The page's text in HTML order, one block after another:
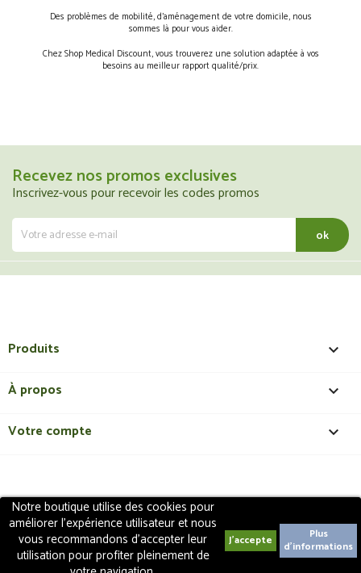
Notre boutique utilise des cookies pour
améliorer l'expérience utilisateur et nous
vous recommandons d'accepter leur
utilisation pour profiter pleinement de
Plus
d'informations
Des problèmes de mobilité, d’aménagement de votre domicile, nous
sommes là pour vous aider.
Chez Shop Medical Discount, vous trouverez une solution adaptée à vos
besoins au meilleur rapport qualité/prix.
Recevez nos promos exclusives
Inscrivez-vous pour recevoir les codes promos
Produits 
À propos 
Votre compte 
Copyright 2018 - ShopMedicalDiscount
réservés | Création de site internet EasyConceptTM